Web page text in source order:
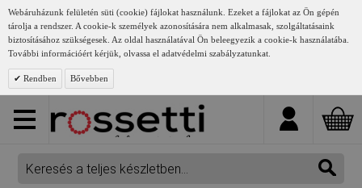
Webáruházunk felületén süti (cookie) fájlokat használunk. Ezeket a fájlokat az Ön gépén
tárolja a rendszer. A cookie-k személyek azonosítására nem alkalmasak, szolgáltatásaink
biztosításához szükségesek. Az oldal használatával Ön beleegyezik a cookie-k használatába.
További információért kérjük, olvassa el adatvédelmi szabályzatunkat.
Rendben Bővebben